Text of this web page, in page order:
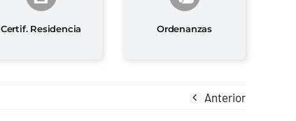
Certif. Residencia Ordenanzas
Anterior